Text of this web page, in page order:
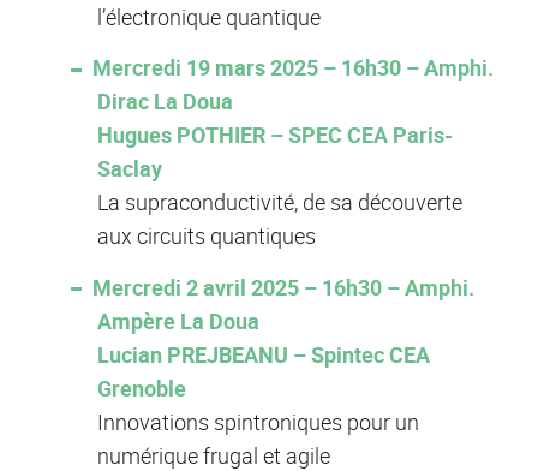
l’électronique quantique
Mercredi 19 mars 2025 – 16h30 – Amphi.
Dirac La Doua
Hugues POTHIER – SPEC CEA Paris-
Saclay
La supraconductivité, de sa découverte
aux circuits quantiques
Mercredi 2 avril 2025 – 16h30 – Amphi.
Ampère La Doua
Lucian PREJBEANU – Spintec CEA
Grenoble
Innovations spintroniques pour un
numérique frugal et agile